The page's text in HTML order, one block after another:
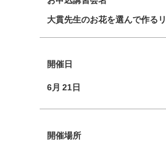
大貫先生のお花を選んで作る
開催日
6月 21日
開催場所